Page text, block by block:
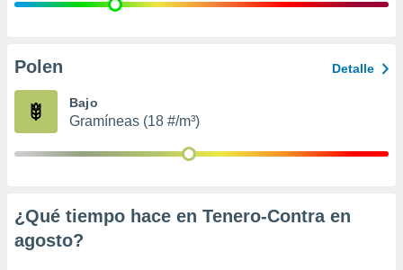
publicidad
de
Polen Detalle
Bajo
Gramíneas (18 #/m³)
¿Qué tiempo hace en Tenero-Contra en
agosto?